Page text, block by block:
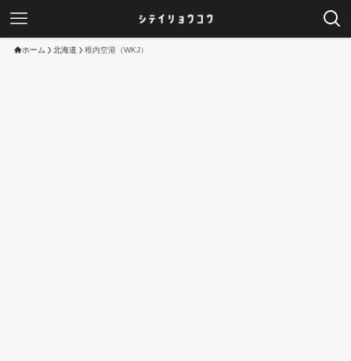
ホーム 北海道 稚内空港（WKJ）